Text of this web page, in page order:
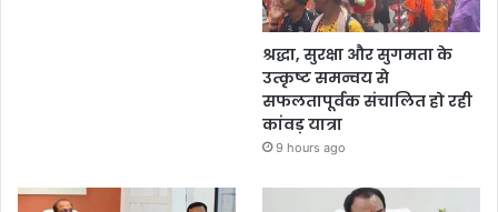
श्रद्धा, सुरक्षा और सुगमता के
उत्कृष्ट समन्वय से
सफलतापूर्वक संचालित हो रही
कांवड़ यात्रा
9 hours ago